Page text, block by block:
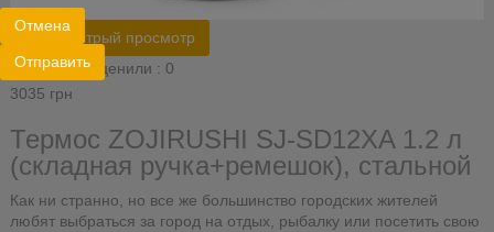
Быстрый просмотр
Оценили : 0
3035 грн
Термос ZOJIRUSHI SJ-SD12ХA 1.2 л
(складная ручка+ремешок), стальной
Как ни странно, но все же большинство городских жителей
любят выбраться за город на отдых, рыбалку или посетить свою
Отмена
Отправить